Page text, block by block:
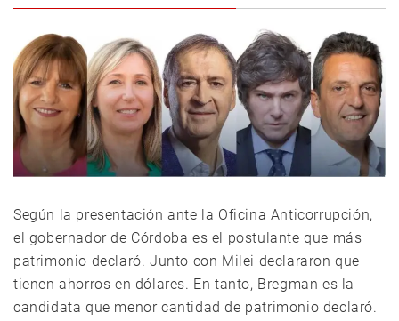
Según la presentación ante la Oficina Anticorrupción,
el gobernador de Córdoba es el postulante que más
patrimonio declaró. Junto con Milei declararon que
tienen ahorros en dólares. En tanto, Bregman es la
candidata que menor cantidad de patrimonio declaró.